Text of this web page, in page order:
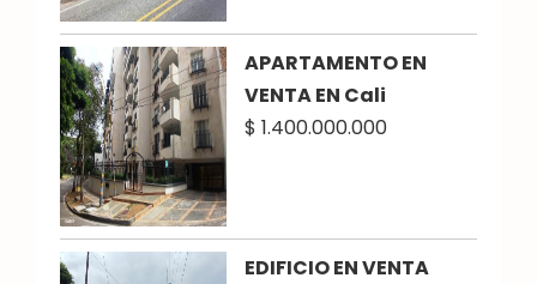
APARTAMENTO EN
VENTA EN Cali
$ 1.400.000.000
EDIFICIO EN VENTA